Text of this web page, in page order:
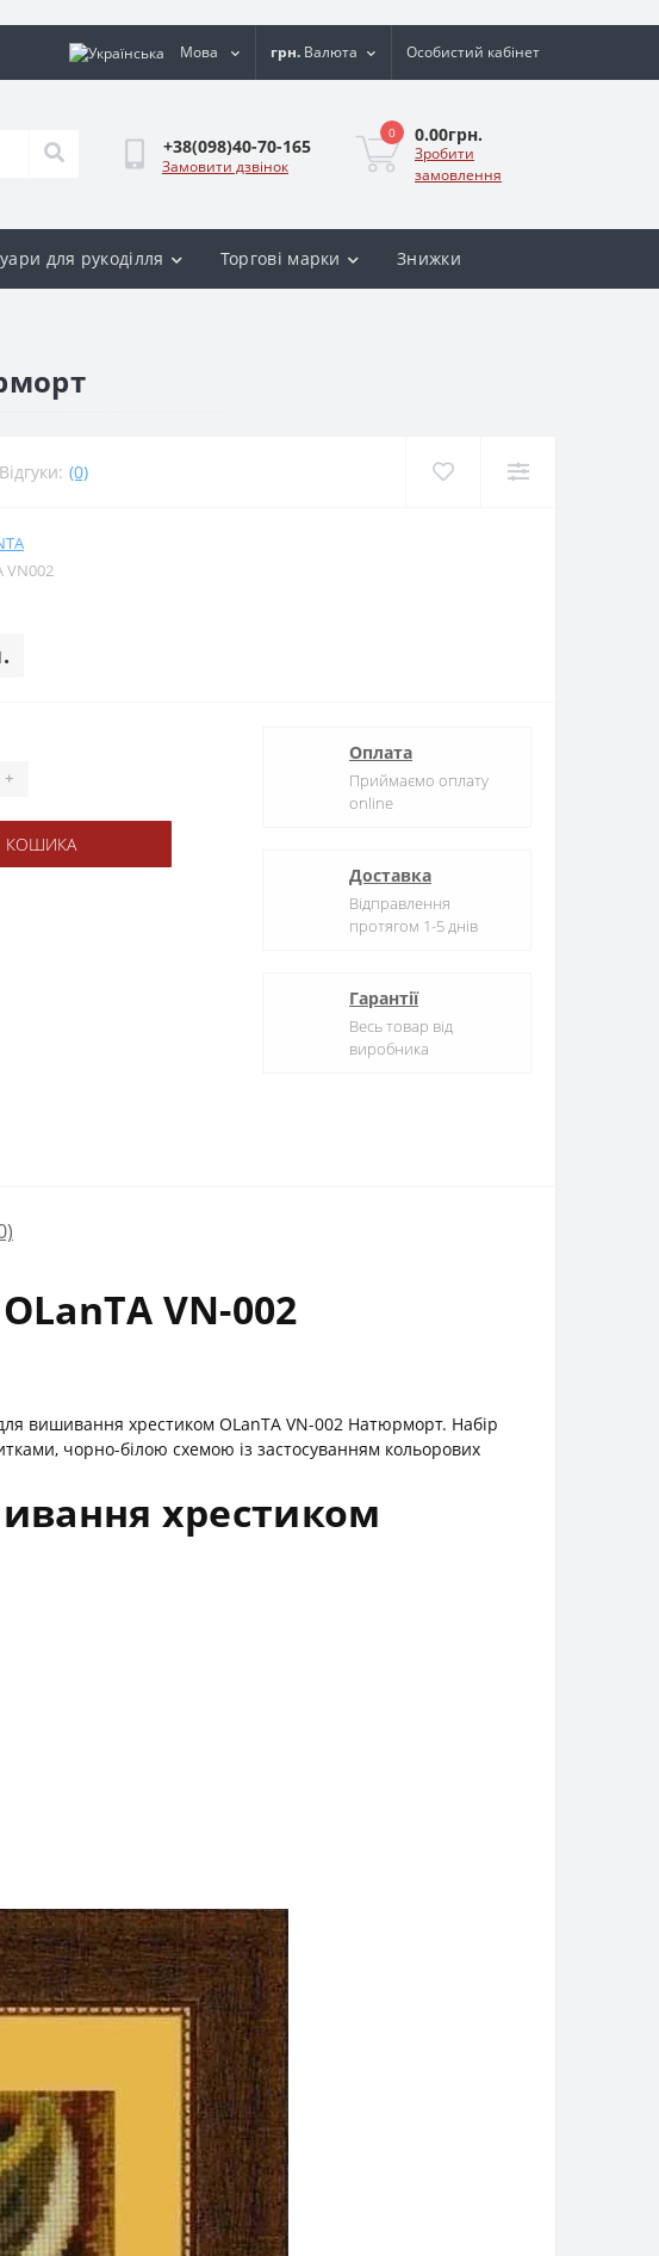
Мова грн. Валюта Особистий кабінет
+38(098)40-70-165
Замовити дзвінок
0 0.00грн.
Зробити
замовлення
для рукоділля Торгові марки Знижки
Відгуки: (0)
VN002
+
КОШИКА
Оплата
Приймаємо оплату
online
Доставка
Відправлення
протягом 1-5 днів
Гарантії
Весь товар від
виробника
VN-002
вишивання хрестиком OLanTА VN-002 Натюрморт. Набір
чорно-білою схемою із застосуванням кольорових
хрестиком